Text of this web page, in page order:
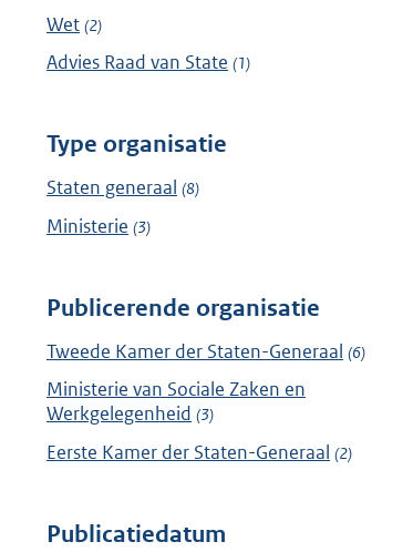
Wet (2)
Advies Raad van State (1)
Type organisatie
Staten generaal (8)
Ministerie (3)
Publicerende organisatie
Tweede Kamer der Staten-Generaal (6)
Ministerie van Sociale Zaken en
Werkgelegenheid (3)
Eerste Kamer der Staten-Generaal (2)
Publicatiedatum